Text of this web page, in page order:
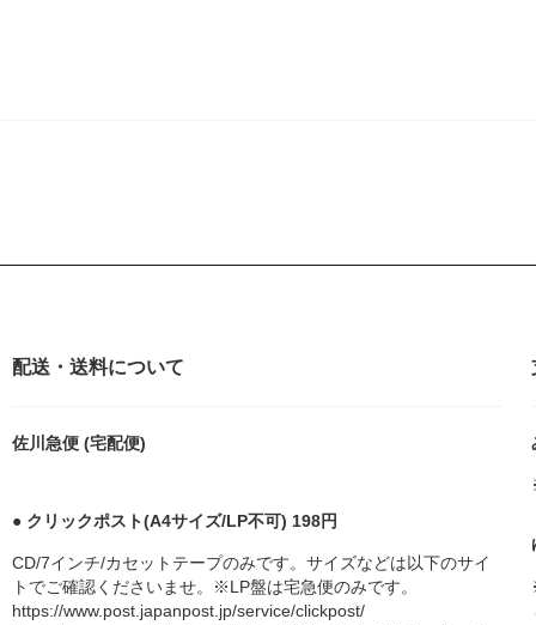
配送・送料について
佐川急便 (宅配便)
● クリックポスト(A4サイズ/LP不可) 198円
CD/7インチ/カセットテープのみです。サイズなどは以下のサイ
トでご確認くださいませ。※LP盤は宅急便のみです。
https://www.post.japanpost.jp/service/clickpost/